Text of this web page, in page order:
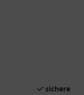
sichere